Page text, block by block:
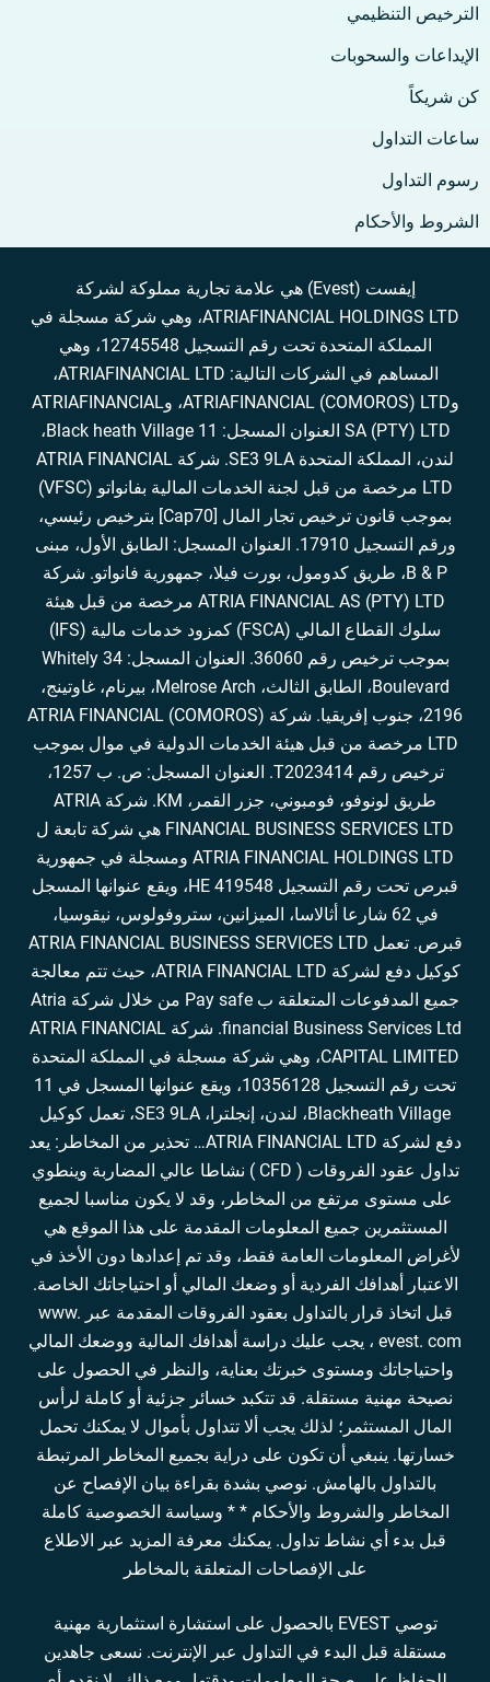
الترخيص التنظيمي
الإيداعات والسحوبات
كن شريكاً
ساعات التداول
رسوم التداول
الشروط والأحكام
إيفست (Evest) هي علامة تجارية مملوكة لشركة
ATRIAFINANCIAL HOLDINGS LTD، وهي شركة مسجلة في
المملكة المتحدة تحت رقم التسجيل 12745548، وهي
المساهم في الشركات التالية: ATRIAFINANCIAL LTD،
وATRIAFINANCIAL (COMOROS) LTD، وATRIAFINANCIAL
SA (PTY) LTD العنوان المسجل: 11 Black heath Village،
لندن، المملكة المتحدة SE3 9LA. شركة ATRIA FINANCIAL
LTD مرخصة من قبل لجنة الخدمات المالية بفانواتو (VFSC)
بموجب قانون ترخيص تجار المال [Cap70] بترخيص رئيسي،
ورقم التسجيل 17910. العنوان المسجل: الطابق الأول، مبنى
B & P، طريق كدومول، بورت فيلا، جمهورية فانواتو. شركة
ATRIA FINANCIAL AS (PTY) LTD مرخصة من قبل هيئة
سلوك القطاع المالي (FSCA) كمزود خدمات مالية (IFS)
بموجب ترخيص رقم 36060. العنوان المسجل: 34 Whitely
Boulevard، الطابق الثالث، Melrose Arch، بيرنام، غاوتينج،
2196، جنوب إفريقيا. شركة ATRIA FINANCIAL (COMOROS)
LTD مرخصة من قبل هيئة الخدمات الدولية في موال بموجب
ترخيص رقم T2023414. العنوان المسجل: ص. ب 1257،
طريق لونوفو، فومبوني، جزر القمر، KM. شركة ATRIA
FINANCIAL BUSINESS SERVICES LTD هي شركة تابعة ل
ATRIA FINANCIAL HOLDINGS LTD ومسجلة في جمهورية
قبرص تحت رقم التسجيل HE 419548، ويقع عنوانها المسجل
في 62 شارعا أثالاسا، الميزانين، ستروفولوس، نيقوسيا،
قبرص. تعمل ATRIA FINANCIAL BUSINESS SERVICES LTD
كوكيل دفع لشركة ATRIA FINANCIAL LTD، حيث تتم معالجة
جميع المدفوعات المتعلقة ب Pay safe من خلال شركة Atria
financial Business Services Ltd. شركة ATRIA FINANCIAL
CAPITAL LIMITED، وهي شركة مسجلة في المملكة المتحدة
تحت رقم التسجيل 10356128، ويقع عنوانها المسجل في 11
Blackheath Village، لندن، إنجلترا، SE3 9LA، تعمل كوكيل
دفع لشركة ATRIA FINANCIAL LTD… تحذير من المخاطر: يعد
تداول عقود الفروقات ( CFD ) نشاطا عالي المضاربة وينطوي
على مستوى مرتفع من المخاطر، وقد لا يكون مناسبا لجميع
المستثمرين جميع المعلومات المقدمة على هذا الموقع هي
لأغراض المعلومات العامة فقط، وقد تم إعدادها دون الأخذ في
الاعتبار أهدافك الفردية أو وضعك المالي أو احتياجاتك الخاصة.
قبل اتخاذ قرار بالتداول بعقود الفروقات المقدمة عبر www.
evest. com ، يجب عليك دراسة أهدافك المالية ووضعك المالي
واحتياجاتك ومستوى خبرتك بعناية، والنظر في الحصول على
نصيحة مهنية مستقلة. قد تتكبد خسائر جزئية أو كاملة لرأس
المال المستثمر؛ لذلك يجب ألا تتداول بأموال لا يمكنك تحمل
خسارتها. ينبغي أن تكون على دراية بجميع المخاطر المرتبطة
بالتداول بالهامش. نوصي بشدة بقراءة بيان الإفصاح عن
المخاطر والشروط والأحكام * * وسياسة الخصوصية كاملة
قبل بدء أي نشاط تداول. يمكنك معرفة المزيد عبر الاطلاع
على الإفصاحات المتعلقة بالمخاطر
توصي EVEST بالحصول على استشارة استثمارية مهنية
مستقلة قبل البدء في التداول عبر الإنترنت. نسعى جاهدين